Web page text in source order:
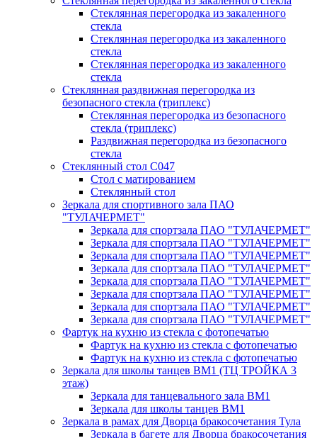
Стеклянная перегородка из закаленного
стекла
Стеклянная перегородка из закаленного
стекла
Стеклянная перегородка из закаленного
стекла
Стеклянная раздвижная перегородка из
безопасного стекла (триплекс)
Стеклянная перегородка из безопасного
стекла (триплекс)
Раздвижная перегородка из безопасного
стекла
Стеклянный стол С047
Стол с матированием
Стеклянный стол
Зеркала для спортивного зала ПАО
"ТУЛАЧЕРМЕТ"
Зеркала для спортзала ПАО "ТУЛАЧЕРМЕТ"
Зеркала для спортзала ПАО "ТУЛАЧЕРМЕТ"
Зеркала для спортзала ПАО "ТУЛАЧЕРМЕТ"
Зеркала для спортзала ПАО "ТУЛАЧЕРМЕТ"
Зеркала для спортзала ПАО "ТУЛАЧЕРМЕТ"
Зеркала для спортзала ПАО "ТУЛАЧЕРМЕТ"
Зеркала для спортзала ПАО "ТУЛАЧЕРМЕТ"
Зеркала для спортзала ПАО "ТУЛАЧЕРМЕТ"
Фартук на кухню из стекла с фотопечатью
Фартук на кухню из стекла с фотопечатью
Фартук на кухню из стекла с фотопечатью
Зеркала для школы танцев BM1 (ТЦ ТРОЙКА 3
этаж)
Зеркала для танцевального зала BM1
Зеркала для школы танцев BM1
Зеркала в рамах для Дворца бракосочетания Тула
Зеркала в багете для Дворца бракосочетания